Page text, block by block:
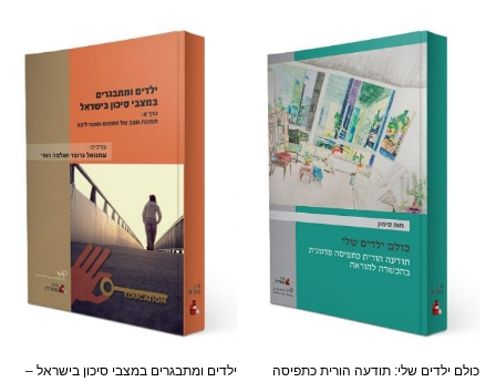
כולם ילדים שלי: תודעה הורית כתפיסה
ילדים ומתבגרים במצבי סיכון בישראל –